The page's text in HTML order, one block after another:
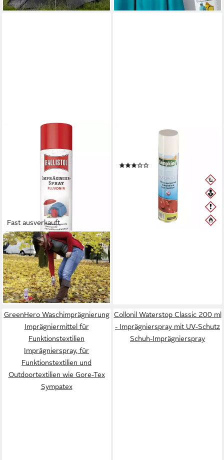
Fast ausverkauft
BALLISTOL
Schmierfett Ballistol Pluvonin
Imprägnierspray 500ml
16,95 €
(3,39 €/ 100 ml)
lieferbar - in 4-5 Werktagen bei dir
Imprägnierspray
(3,99 €/ 100 ml)
lieferbar - in 4-5 Werktagen bei dir
GreenHero Waschimprägnierung
Imprägniermittel für
Funktionstextilien
Imprägnierspray, für
Funktionstextilien und
Outdoortextilien wie Gore-Tex
Sympatex
Collonil Waterstop Classic 200 ml
- Imprägnierspray mit UV-Schutz
Schuh-Imprägnierspray